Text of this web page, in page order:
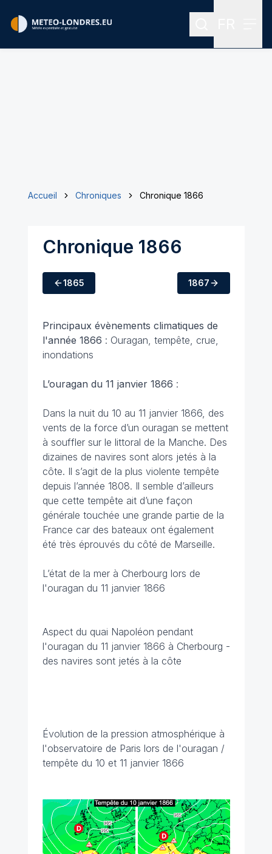
Rechercher
Accueil Chroniques Chronique 1866
Chronique 1866
1865 1867
Principaux évènements climatiques de
l'année 1866 : Ouragan, tempête, crue,
inondations
L’ouragan du 11 janvier 1866 :
Dans la nuit du 10 au 11 janvier 1866, des
vents de la force d’un ouragan se mettent
à souffler sur le littoral de la Manche. Des
dizaines de navires sont alors jetés à la
côte. Il s’agit de la plus violente tempête
depuis l’année 1808. Il semble d’ailleurs
que cette tempête ait d’une façon
générale touchée une grande partie de la
France car des bateaux ont également
été très éprouvés du côté de Marseille.
L’état de la mer à Cherbourg lors de
l'ouragan du 11 janvier 1866
Aspect du quai Napoléon pendant
l'ouragan du 11 janvier 1866 à Cherbourg -
des navires sont jetés à la côte
Évolution de la pression atmosphérique à
l'observatoire de Paris lors de l'ouragan /
tempête du 10 et 11 janvier 1866